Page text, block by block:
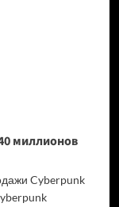
миллионов
Cyberpunk